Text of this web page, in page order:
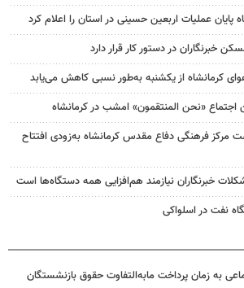
پایان عملیات اربعین حسینی در استان را اعلام کرد
خبرنگاران در دستور کار قرار دارد
کرمانشاه از یکشنبه به‌طور نسبی کاهش می‌یابد
«نحن المنتقمون» امشب در کرمانشاه
مرکز فرهنگی دفاع مقدس کرمانشاه به‌زودی افتتاح
خبرنگاران نیازمند هم‌افزایی همه دستگاه‌ها است
نفت در اسلواکی
به زمان پرداخت مابه‌التفاوت حقوق بازنشستگان